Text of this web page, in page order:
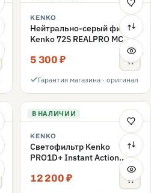
KENKO
Нейтрально-серый фильтр
Kenko 72S REALPRO MC
5 300 ₽
Гарантия магазина · оригинал
В НАЛИЧИИ
KENKO
Светофильтр Kenko
PRO1D+ Instant Action
Variable NDX3-450+C-PLS
переменной плотности
12 200 ₽